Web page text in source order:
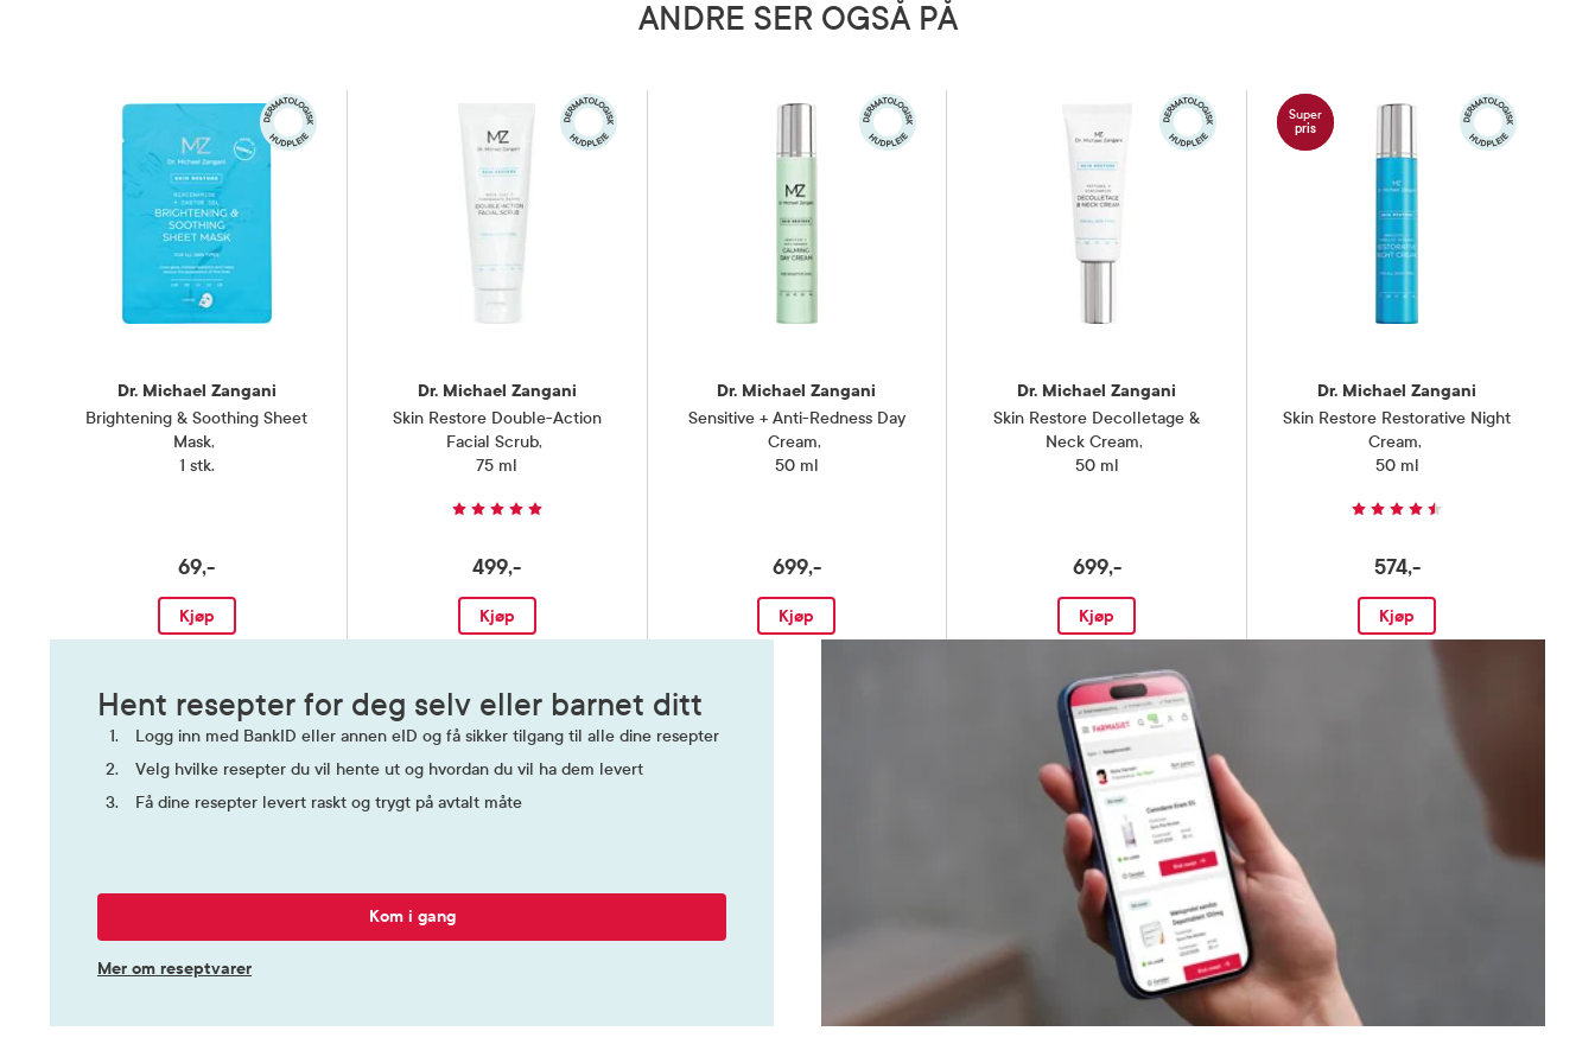
vann. Oppbevares utilgjengelig for barn. Skal
ikke brukes av de med sensitiv hud.
Gravide og ammende Skal ikke brukes av gravide og ammende.
Oppbevaringsbetingelser Rom (15-25 grader)
ANDRE SER OGSÅ PÅ
Dr. Michael Zangani
Brightening & Soothing Sheet
Mask,
1 stk.
69,-
Kjøp
Dr. Michael Zangani
Skin Restore Double-Action
Facial Scrub,
75 ml
499,-
Kjøp
Dr. Michael Zangani
Sensitive + Anti-Redness Day
Cream,
50 ml
699,-
Kjøp
Dr. Michael Zangani
Skin Restore Decolletage &
Neck Cream,
50 ml
699,-
Kjøp
Super
pris
Dr. Michael Zangani
Skin Restore Restorative Night
Cream,
50 ml
574,-
Kjøp
Hent resepter for deg selv eller barnet ditt
Logg inn med BankID eller annen eID og få sikker tilgang til alle dine resepter
Velg hvilke resepter du vil hente ut og hvordan du vil ha dem levert
Få dine resepter levert raskt og trygt på avtalt måte
Kom i gang
Mer om reseptvarer